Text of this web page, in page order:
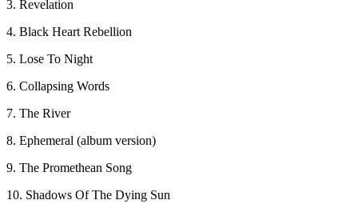
3. Revelation
4. Black Heart Rebellion
5. Lose To Night
6. Collapsing Words
7. The River
8. Ephemeral (album version)
9. The Promethean Song
10. Shadows Of The Dying Sun